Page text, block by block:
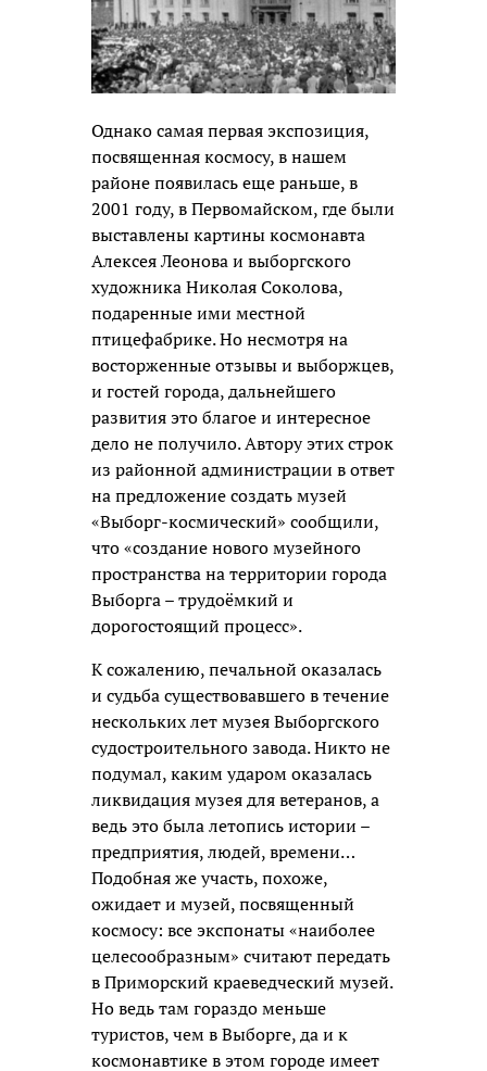
Однако самая первая экспозиция,
посвященная космосу, в нашем
районе появилась еще раньше, в
2001 году, в Первомайском, где были
выставлены картины космонавта
Алексея Леонова и выборгского
художника Николая Соколова,
подаренные ими местной
птицефабрике. Но несмотря на
восторженные отзывы и выборжцев,
и гостей города, дальнейшего
развития это благое и интересное
дело не получило. Автору этих строк
из районной администрации в ответ
на предложение создать музей
«Выборг-космический» сообщили,
что «создание нового музейного
пространства на территории города
Выборга – трудоёмкий и
дорогостоящий процесс».
К сожалению, печальной оказалась
и судьба существовавшего в течение
нескольких лет музея Выборгского
судостроительного завода. Никто не
подумал, каким ударом оказалась
ликвидация музея для ветеранов, а
ведь это была летопись истории –
предприятия, людей, времени…
Подобная же участь, похоже,
ожидает и музей, посвященный
космосу: все экспонаты «наиболее
целесообразным» считают передать
в Приморский краеведческий музей.
Но ведь там гораздо меньше
туристов, чем в Выборге, да и к
космонавтике в этом городе имеет